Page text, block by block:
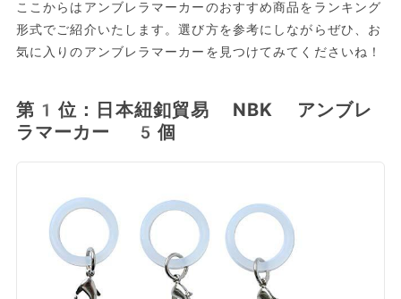
ここからはアンブレラマーカーのおすすめ商品をランキング
形式でご紹介いたします。選び方を参考にしながらぜひ、お
気に入りのアンブレラマーカーを見つけてみてくださいね！
第1位：日本紐釦貿易 NBK アンブレ
ラマーカー 5個